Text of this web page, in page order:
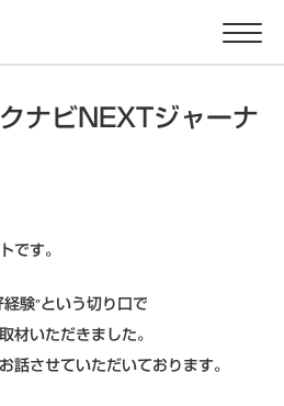
ナビNEXTジャーナ
です。
験”という切り口で
材いただきました。
話させていただいております。